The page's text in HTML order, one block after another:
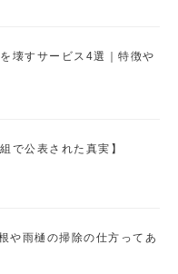
壊すサービス4選｜特徴や
で公表された真実】
や雨樋の掃除の仕方ってあ